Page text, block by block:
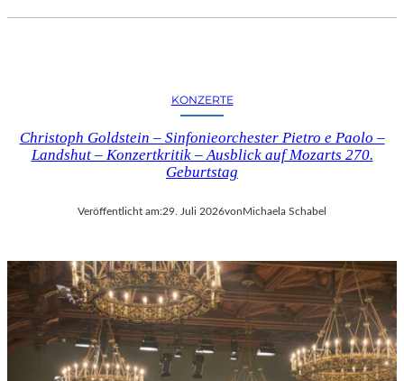
KONZERTE
Christoph Goldstein – Sinfonieorchester Pietro e Paolo –
Landshut – Konzertkritik – Ausblick auf Mozarts 270.
Geburtstag
Veröffentlicht am:29. Juli 2026von Michaela Schabel